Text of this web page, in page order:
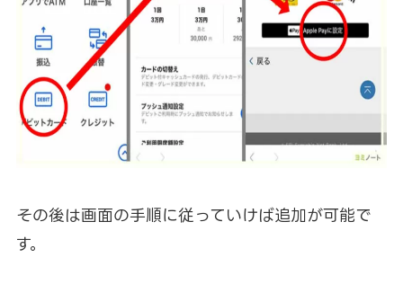
その後は画面の手順に従っていけば追加が可能で
す。